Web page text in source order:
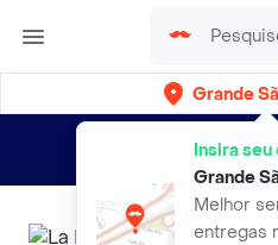
Grande
Insira
Grande
Melhor
entregas
Entregas grátis